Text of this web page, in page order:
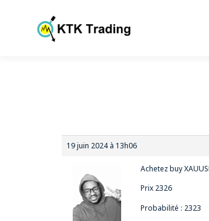
19 juin 2024 à 13h06
Achetez buy
Prix 2326
Probabilité : 2323